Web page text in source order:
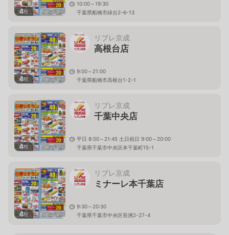
4枚
10:00～19:30
千葉県船橋市緑台2-6-13
4枚
リブレ京成
高根台店
9:00～21:00
千葉県船橋市高根台1-2-1
4枚
リブレ京成
千葉中央店
平日 8:00～21:45 土日祝日 9:00～20:00
千葉県千葉市中央区本千葉町15-1
4枚
リブレ京成
ミナーレ本千葉店
9:30～20:30
千葉県千葉市中央区長洲2-27-4